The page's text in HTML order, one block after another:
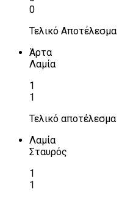
0
Τελικό Αποτέλεσμα
Άρτα
Λαμία
1
1
Τελικό αποτέλεσμα
Λαμία
Σταυρός
1
1